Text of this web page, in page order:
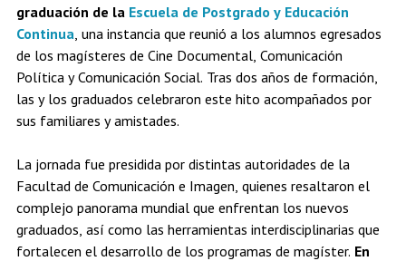
graduación de la Escuela de Postgrado y Educación
Continua , una instancia que reunió a los alumnos egresados
de los magísteres de Cine Documental, Comunicación
Política y Comunicación Social. Tras dos años de formación,
las y los graduados celebraron este hito acompañados por
sus familiares y amistades.
La jornada fue presidida por distintas autoridades de la
Facultad de Comunicación e Imagen, quienes resaltaron el
complejo panorama mundial que enfrentan los nuevos
graduados, así como las herramientas interdisciplinarias que
fortalecen el desarrollo de los programas de magíster. En